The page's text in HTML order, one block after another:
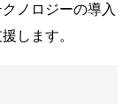
ノロジーの導入
します。